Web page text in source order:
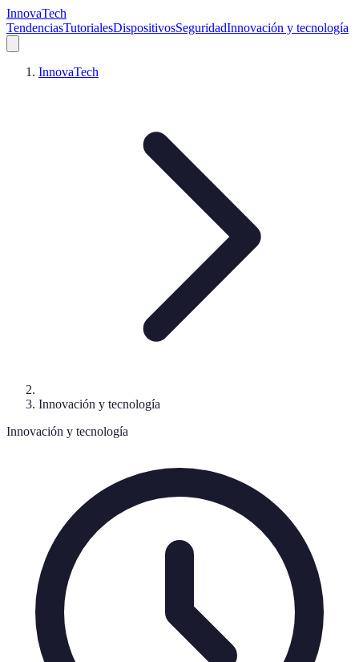
InnovaTech
TendenciasTutorialesDispositivosSeguridadInnovación y tecnología
InnovaTech
Innovación y tecnología
Innovación y tecnología